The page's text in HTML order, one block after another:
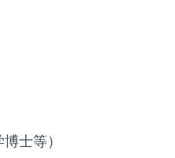
士等）